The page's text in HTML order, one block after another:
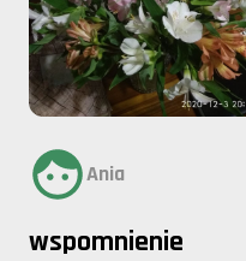
Ania
wspomnienie